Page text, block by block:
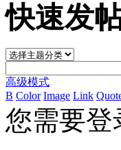
快速发
高级模式
B Color Image Link
您需要登